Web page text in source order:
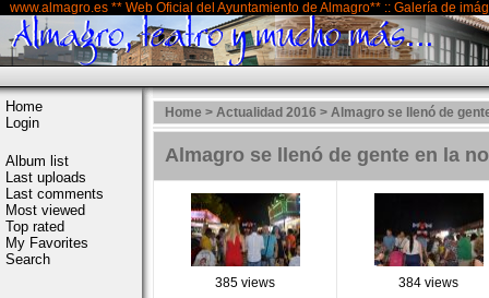
www.almagro.es ** Web Oficial del Ayuntamiento de Almagro** :: Galería de
Home
Login
Album list
Last uploads
Last comments
Most viewed
Top rated
My Favorites
Search
Home > Actualidad 2016 > Almagro se llenó de
Almagro se llenó de gente en la
385 views 384 views